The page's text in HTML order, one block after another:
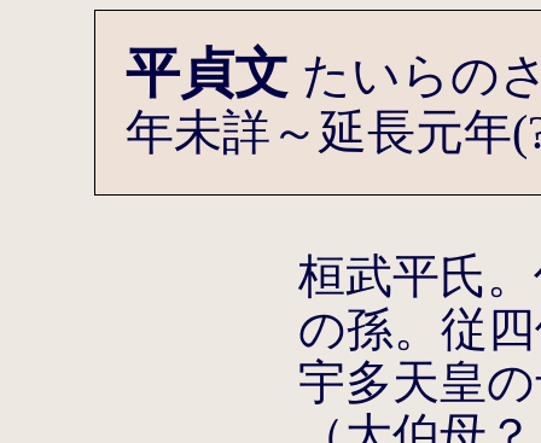
平貞文 たいらの
年未詳～延長元年
桓武平氏
の孫。従
宇多天皇